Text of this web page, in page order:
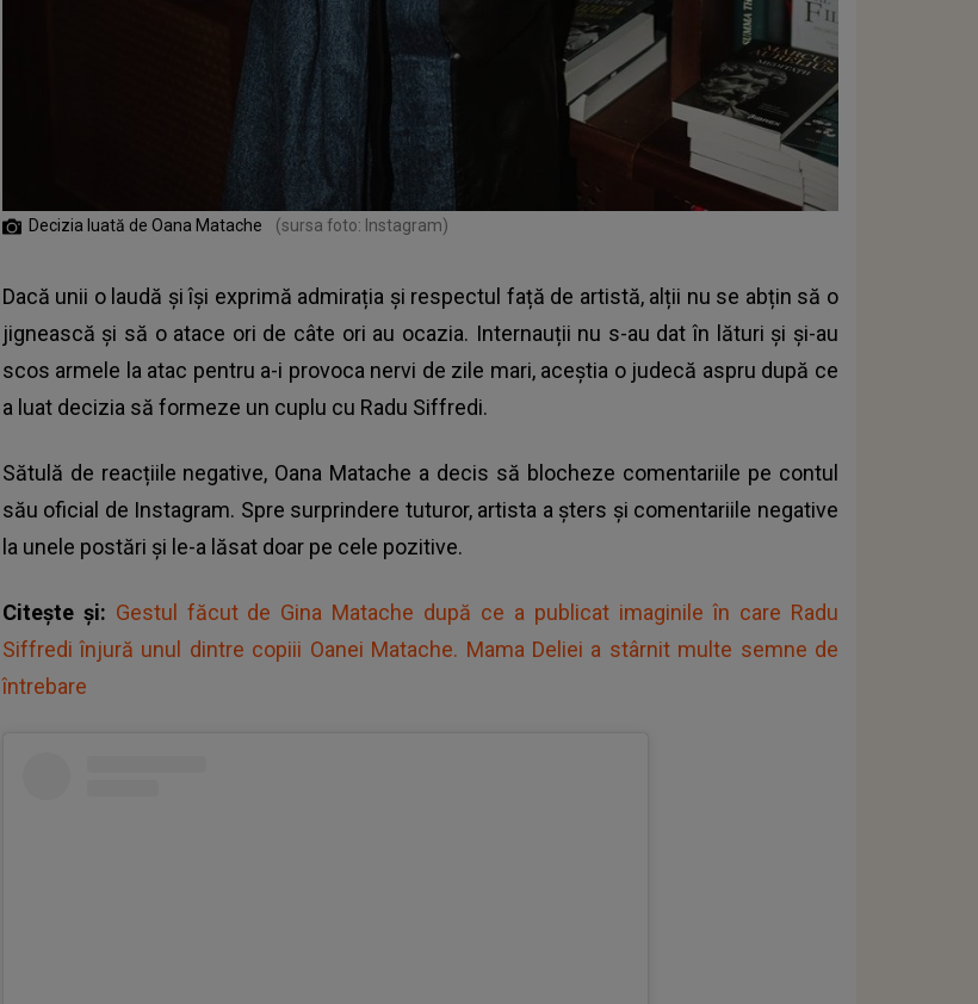
Decizia luată de Oana Matache (sursa foto: Instagram)
Dacă unii o laudă și își exprimă admirația și respectul față de artistă, alții nu se abțin să o
jignească și să o atace ori de câte ori au ocazia. Internauții nu s-au dat în lături și și-au
scos armele la atac pentru a-i provoca nervi de zile mari, aceștia o judecă aspru după ce
a luat decizia să formeze un cuplu cu Radu Siffredi.
Sătulă de reacțiile negative, Oana Matache a decis să blocheze comentariile pe contul
său oficial de Instagram. Spre surprindere tuturor, artista a șters și comentariile negative
la unele postări și le-a lăsat doar pe cele pozitive.
Citește și: Gestul făcut de Gina Matache după ce a publicat imaginile în care Radu
Siffredi înjură unul dintre copiii Oanei Matache. Mama Deliei a stârnit multe semne de
întrebare